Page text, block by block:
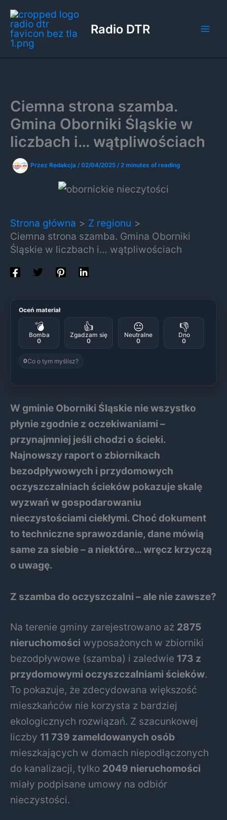
Przejdź
do
treści
Radio DTR
Ciemna strona szamba.
Gmina Oborniki Śląskie w
liczbach i… wątpliwościach
Przez Redakcja /02/04/2025 /2 minutes of reading
Strona główna
Z regionu
Ciemna strona szamba. Gmina Oborniki
Śląskie w liczbach i… wątpliwościach
Oceń materiał
💣
Bomba
0
👍
Zgadzam się
0
😐
Neutralne
0
👎
Dno
0
0Co o tym myślisz?
W gminie Oborniki Śląskie nie wszystko
płynie zgodnie z oczekiwaniami –
przynajmniej jeśli chodzi o ścieki.
Najnowszy raport o zbiornikach
bezodpływowych i przydomowych
oczyszczalniach ścieków pokazuje skalę
wyzwań w gospodarowaniu
nieczystościami ciekłymi. Choć dokument
to techniczne sprawozdanie, dane mówią
same za siebie – a niektóre… wręcz krzyczą
o uwagę.
Z szamba do oczyszczalni – ale nie zawsze?
Na terenie gminy zarejestrowano aż 2875
nieruchomości wyposażonych w zbiorniki
bezodpływowe (szamba) i zaledwie 173 z
przydomowymi oczyszczalniami ścieków.
To pokazuje, że zdecydowana większość
mieszkańców nie korzysta z bardziej
ekologicznych rozwiązań. Z szacunkowej
liczby 11 739 zameldowanych osób
mieszkających w domach niepodłączonych
do kanalizacji, tylko 2049 nieruchomości
miały podpisane umowy na odbiór
nieczystości.